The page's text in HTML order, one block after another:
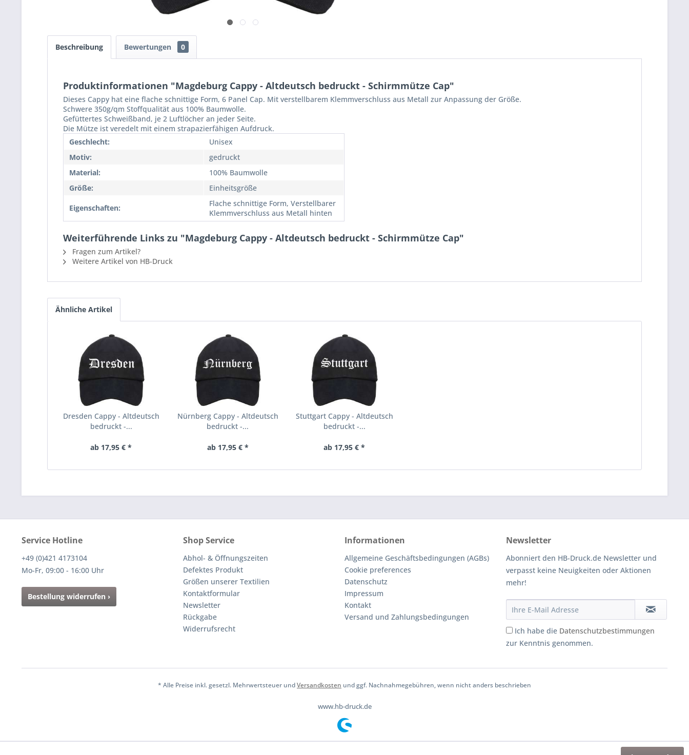
Beschreibung Bewertungen 0
Produktinformationen "Magdeburg Cappy - Altdeutsch bedruckt - Schirmmütze Cap"
Dieses Cappy hat eine flache schnittige Form, 6 Panel Cap. Mit verstellbarem Klemmverschluss aus Metall zur Anpassung der Größe.
Schwere 350g/qm Stoffqualität aus 100% Baumwolle.
Gefüttertes Schweißband, je 2 Luftlöcher an jeder Seite.
Die Mütze ist veredelt mit einem strapazierfähigen Aufdruck.
Geschlecht:
Unisex
Motiv:
gedruckt
Material:
100% Baumwolle
Größe:
Einheitsgröße
Eigenschaften:
Flache schnittige Form, Verstellbarer
Klemmverschluss aus Metall hinten
Weiterführende Links zu "Magdeburg Cappy - Altdeutsch bedruckt - Schirmmütze Cap"
Fragen zum Artikel?
Weitere Artikel von HB-Druck
Ähnliche Artikel
Dresden Cappy - Altdeutsch
bedruckt -...
ab 17,95 € *
Nürnberg Cappy - Altdeutsch
bedruckt -...
ab 17,95 € *
Stuttgart Cappy - Altdeutsch
bedruckt -...
ab 17,95 € *
Service Hotline
+49 (0)421 4173104
Mo-Fr, 09:00 - 16:00 Uhr
Bestellung widerrufen ›
Shop Service
Abhol- & Öffnungszeiten
Defektes Produkt
Größen unserer Textilien
Kontaktformular
Newsletter
Rückgabe
Widerrufsrecht
Informationen
Allgemeine Geschäftsbedingungen (AGBs)
Cookie preferences
Datenschutz
Impressum
Kontakt
Versand und Zahlungsbedingungen
Newsletter
Abonniert den HB-Druck.de Newsletter und
verpasst keine Neuigkeiten oder Aktionen
mehr!
Ich habe die Datenschutzbestimmungen
zur Kenntnis genommen.
* Alle Preise inkl. gesetzl. Mehrwertsteuer undVersandkosten und ggf. Nachnahmegebühren, wenn nicht anders beschrieben
www.hb-druck.de